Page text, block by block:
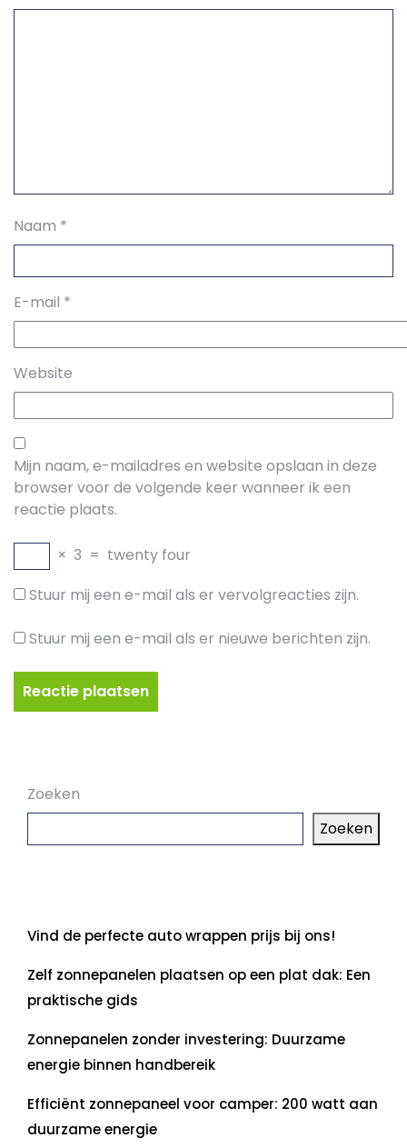
Naam *
E-mail *
Website
Mijn naam, e-mailadres en website opslaan in deze
browser voor de volgende keer wanneer ik een
reactie plaats.
× 3 = twenty four
Stuur mij een e-mail als er vervolgreacties zijn.
Stuur mij een e-mail als er nieuwe berichten zijn.
Zoeken
Zoeken
Vind de perfecte auto wrappen prijs bij ons!
Zelf zonnepanelen plaatsen op een plat dak: Een
praktische gids
Zonnepanelen zonder investering: Duurzame
energie binnen handbereik
Efficiënt zonnepaneel voor camper: 200 watt aan
duurzame energie